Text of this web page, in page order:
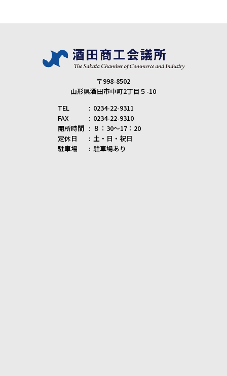
〒998-8502
山形県酒田市中町2丁目５-10
TEL
0234-22-9311
FAX
0234-22-9310
開所時間
８：30～17：20
定休日
土・日・祝日
駐車場
駐車場あり